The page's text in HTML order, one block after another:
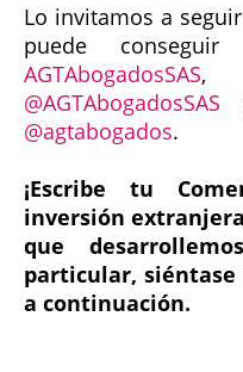
Lo invitamos a
puede
AGTAbogadosSAS,
@AGTAbogadosSAS
@agtabogados.
¡Escribe tu
inversión
que
particular,
a continuación.